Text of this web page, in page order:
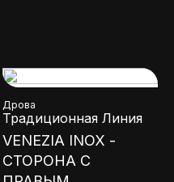
Дрова
Традиционная Линия
VENEZIA INOX -
СТОРОНА С